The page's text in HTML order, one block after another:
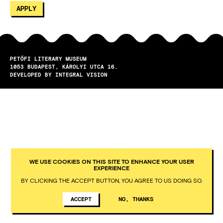
PETŐFI LITERARY MUSEUM
1053
BUDAPEST
KÁROLYI UTCA 16.
DEVELOPED BY INTEGRAL VISION
WE USE COOKIES ON THIS SITE TO ENHANCE YOUR USER
EXPERIENCE
BY CLICKING THE ACCEPT BUTTON, YOU AGREE TO US DOING SO.
ACCEPT NO, THANKS